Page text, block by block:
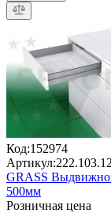
Код:152974
Артикул:
GRASS
500мм
Розничная цена